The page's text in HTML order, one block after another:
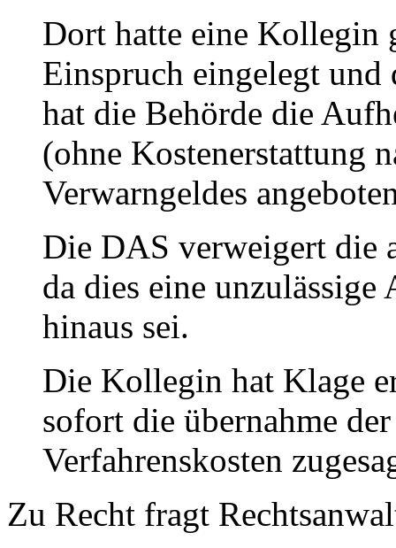
Dort hatte eine Kollegin
Einspruch eingelegt und
hat die Behörde die
(ohne Kostenerstattung
Verwarngeldes
Die DAS verweigert die
da dies eine
hinaus sei.
Die Kollegin hat Klage
sofort die übernahme
Verfahrenskosten
Zu Recht fragt